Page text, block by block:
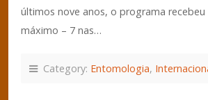
últimos nove anos, o programa
máximo – 7 nas…
Category: Entomologia,